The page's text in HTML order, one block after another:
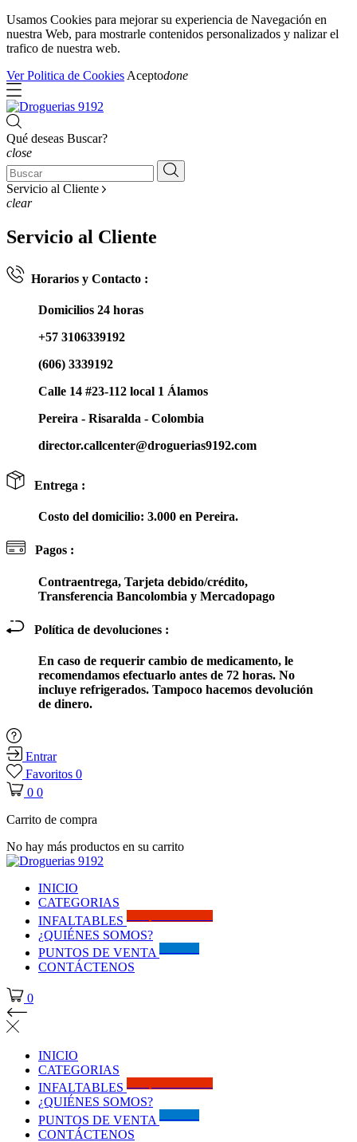
Usamos Cookies para mejorar su experiencia de Navegación en
nuestra Web, para mostrarle contenidos personalizados y nalizar el
trafico de nuestra web.
Ver Politica de Cookies Aceptodone
Qué deseas Buscar?
close
Servicio al Cliente
clear
Servicio al Cliente
Horarios y Contacto :
Domicilios 24 horas
+57 3106339192
(606) 3339192
Calle 14 #23-112 local 1 Álamos
Pereira - Risaralda - Colombia
director.callcenter@droguerias9192.com
Entrega :
Costo del domicilio: 3.000 en Pereira.
Pagos :
Contraentrega, Tarjeta debido/crédito,
Transferencia Bancolombia y Mercadopago
Política de devoluciones :
En caso de requerir cambio de medicamento, le
recomendamos efectuarlo antes de 72 horas. No
incluye refrigerados. Tampoco hacemos devolución
de dinero.
Entrar
Favoritos 0
0 0
Carrito de compra
No hay más productos en su carrito
INICIO
CATEGORIAS
INFALTABLES
¿QUIÉNES SOMOS?
PUNTOS DE VENTA
CONTÁCTENOS
0
INICIO
CATEGORIAS
INFALTABLES
¿QUIÉNES SOMOS?
PUNTOS DE VENTA
CONTÁCTENOS